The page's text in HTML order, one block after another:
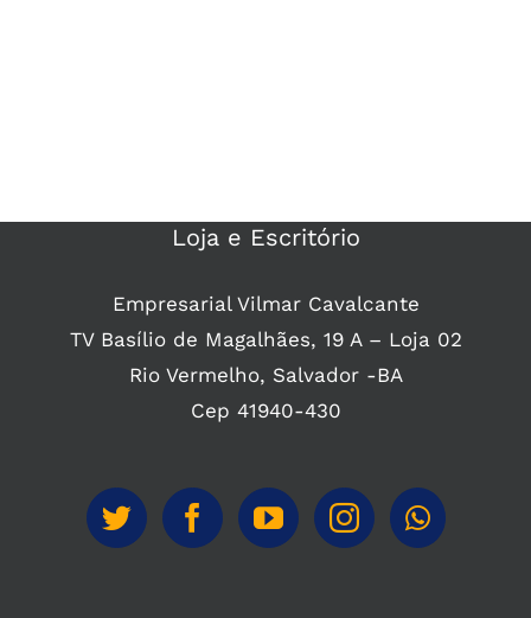
Loja e Escritório
Empresarial Vilmar Cavalcante
TV Basílio de Magalhães, 19 A – Loja 02
Rio Vermelho, Salvador -BA
Cep 41940-430